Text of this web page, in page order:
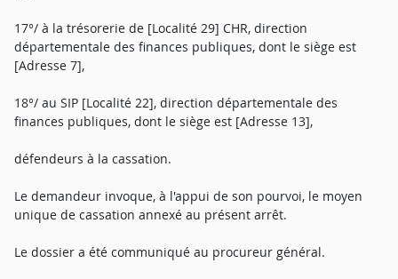
17°/ à la trésorerie de [Localité 29] CHR, direction
départementale des finances publiques, dont le siège est
[Adresse 7],
18°/ au SIP [Localité 22], direction départementale des
finances publiques, dont le siège est [Adresse 13],
défendeurs à la cassation.
Le demandeur invoque, à l'appui de son pourvoi, le moyen
unique de cassation annexé au présent arrêt.
Le dossier a été communiqué au procureur général.